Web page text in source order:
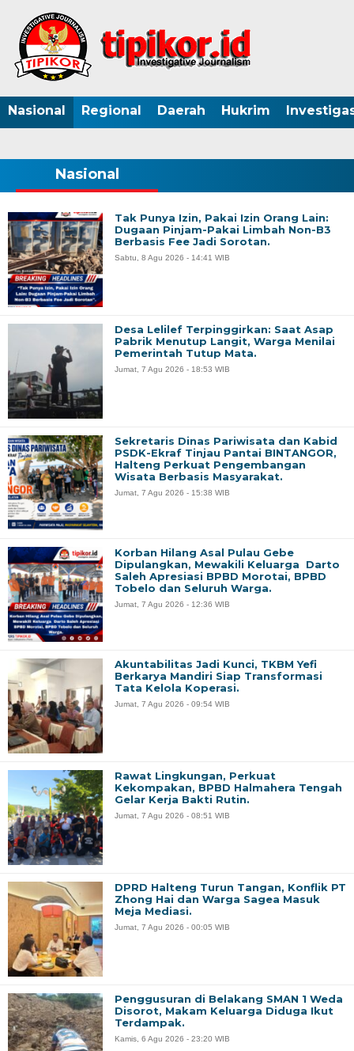
Nasional Regional Daerah Hukrim
Nasional
Tak Punya Izin, Pakai Izin Orang Lain:
Dugaan Pinjam-Pakai Limbah Non-B3
Berbasis Fee Jadi Sorotan.
Sabtu, 8 Agu 2026 - 14:41 WIB
Desa Lelilef Terpinggirkan: Saat Asap
Pabrik Menutup Langit, Warga Menilai
Pemerintah Tutup Mata.
Jumat, 7 Agu 2026 - 18:53 WIB
Sekretaris Dinas Pariwisata dan Kabid
PSDK-Ekraf Tinjau Pantai BINTANGOR,
Halteng Perkuat Pengembangan
Wisata Berbasis Masyarakat.
Jumat, 7 Agu 2026 - 15:38 WIB
Korban Hilang Asal Pulau Gebe
Dipulangkan, Mewakili Keluarga Darto
Saleh Apresiasi BPBD Morotai, BPBD
Tobelo dan Seluruh Warga.
Jumat, 7 Agu 2026 - 12:36 WIB
Akuntabilitas Jadi Kunci, TKBM Yefi
Berkarya Mandiri Siap Transformasi
Tata Kelola Koperasi.
Jumat, 7 Agu 2026 - 09:54 WIB
Rawat Lingkungan, Perkuat
Kekompakan, BPBD Halmahera Tengah
Gelar Kerja Bakti Rutin.
Jumat, 7 Agu 2026 - 08:51 WIB
DPRD Halteng Turun Tangan, Konflik PT
Zhong Hai dan Warga Sagea Masuk
Meja Mediasi.
Jumat, 7 Agu 2026 - 00:05 WIB
Penggusuran di Belakang SMAN 1 Weda
Disorot, Makam Keluarga Diduga Ikut
Terdampak.
Kamis, 6 Agu 2026 - 23:20 WIB